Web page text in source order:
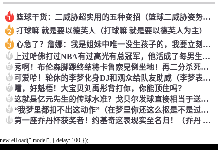
1 篮球干货：三威胁超实用的五种变招（篮球三威胁姿势动作要领口诀）
2 打球嘛 就是要以德芙人（打球嘛 就是要以德芙人为主）
3 心急了？詹娜：我是姐妹中唯一没生孩子的，我要立刻马上生孩子！（詹娜二胎）
4 上过哈佛打过NBA有过高光有总冠军，他活成了每男生梦想中的样子（哈佛出来的nba球员）
5 秀啊！布伦森脚踝终结将卡鲁索晃倒坐地！再三分杀死比赛（布伦森集锦）
6 可爱哈！轮休的李梦化身DJ和观众给队友助威（李梦表演视频）
7 嚯，好魁梧！大宝贝刘禹彤背打你，你能顶住吗？
8 这就是亿元先生的传球水准？戈贝尔发球直接相当于送给对手了！（戈贝尔十佳球）
9 “我梦里都扣不出这动作”（在梦里你还这么抠是不是过分了）
10 第一座乔丹杯获奖者！约基奇这表现实至名归！（乔丹 约克）
new elLoad(".model", { delay: 100 });